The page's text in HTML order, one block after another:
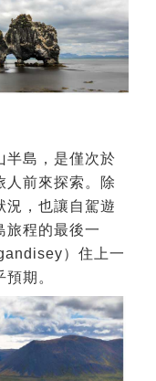
半島，是僅次於
人前來探索。除
況，也讓自駕遊
旅程的最後一
）住上一
期。